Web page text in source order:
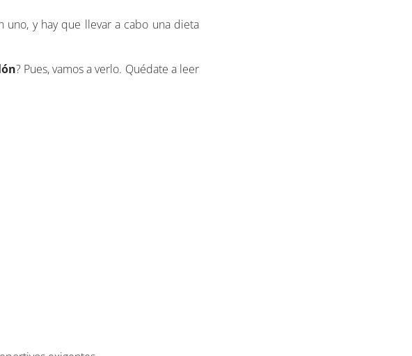
y hay que llevar a cabo una dieta
? Pues, vamos a verlo. Quédate a leer